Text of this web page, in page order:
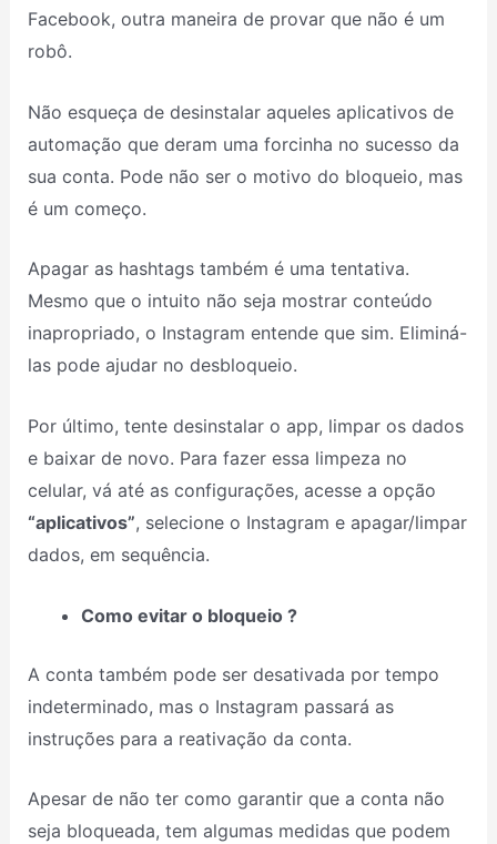
Facebook, outra maneira de provar que não é um
robô.
Não esqueça de desinstalar aqueles aplicativos de
automação que deram uma forcinha no sucesso da
sua conta. Pode não ser o motivo do bloqueio, mas
é um começo.
Apagar as hashtags também é uma tentativa.
Mesmo que o intuito não seja mostrar conteúdo
inapropriado, o Instagram entende que sim. Eliminá-
las pode ajudar no desbloqueio.
Por último, tente desinstalar o app, limpar os dados
e baixar de novo. Para fazer essa limpeza no
celular, vá até as configurações, acesse a opção
“aplicativos”, selecione o Instagram e apagar/limpar
dados, em sequência.
Como evitar o bloqueio ?
A conta também pode ser desativada por tempo
indeterminado, mas o Instagram passará as
instruções para a reativação da conta.
Apesar de não ter como garantir que a conta não
seja bloqueada, tem algumas medidas que podem